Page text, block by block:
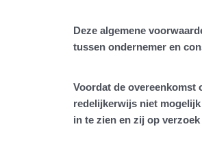
Deze algemene
tussen ondernemer en
Voordat de overeenkomst
redelijkerwijs niet
in te zien en zij op